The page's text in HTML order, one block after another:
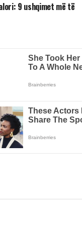
9 ushqimet më të